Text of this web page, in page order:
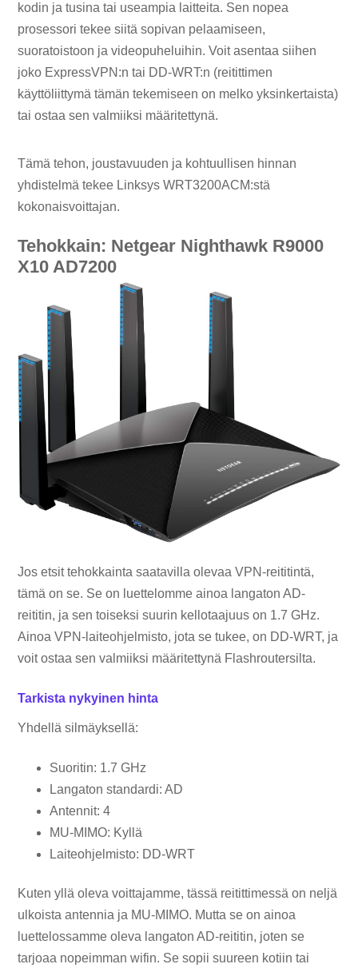
kodin ja tusina tai useampia laitteita. Sen nopea
prosessori tekee siitä sopivan pelaamiseen,
suoratoistoon ja videopuheluihin. Voit asentaa siihen
joko ExpressVPN:n tai DD-WRT:n (reitittimen
käyttöliittymä tämän tekemiseen on melko yksinkertaista)
tai ostaa sen valmiiksi määritettynä.
Tämä tehon, joustavuuden ja kohtuullisen hinnan
yhdistelmä tekee Linksys WRT3200ACM:stä
kokonaisvoittajan.
Tehokkain: Netgear Nighthawk R9000
X10 AD7200
Jos etsit tehokkainta saatavilla olevaa VPN-reititintä,
tämä on se. Se on luettelomme ainoa langaton AD-
reititin, ja sen toiseksi suurin kellotaajuus on 1.7 GHz.
Ainoa VPN-laiteohjelmisto, jota se tukee, on DD-WRT, ja
voit ostaa sen valmiiksi määritettynä Flashroutersilta.
Tarkista nykyinen hinta
Yhdellä silmäyksellä:
Suoritin: 1.7 GHz
Langaton standardi: AD
Antennit: 4
MU-MIMO: Kyllä
Laiteohjelmisto: DD-WRT
Kuten yllä oleva voittajamme, tässä reitittimessä on neljä
ulkoista antennia ja MU-MIMO. Mutta se on ainoa
luettelossamme oleva langaton AD-reititin, joten se
tarjoaa nopeimman wifin. Se sopii suureen kotiin tai